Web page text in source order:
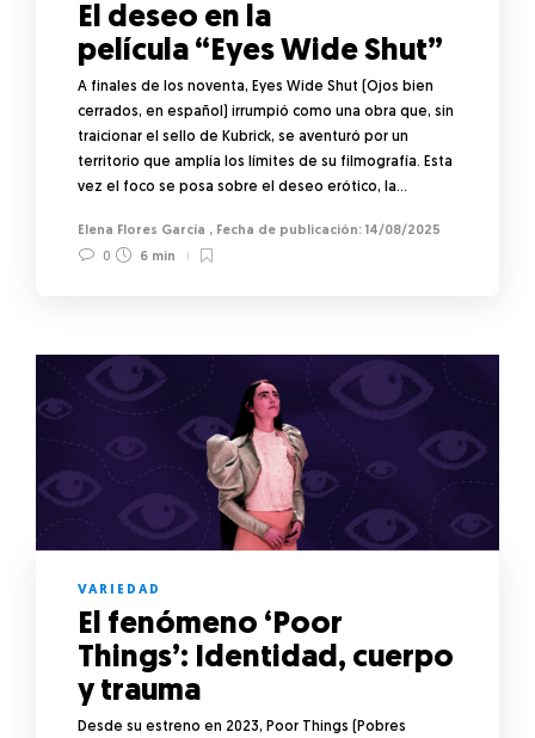
El deseo en la
película “Eyes Wide Shut”
A finales de los noventa, Eyes Wide Shut (Ojos bien
cerrados, en español) irrumpió como una obra que, sin
traicionar el sello de Kubrick, se aventuró por un
territorio que amplía los límites de su filmografía. Esta
vez el foco se posa sobre el deseo erótico, la…
Elena Flores García ,
14/08/2025
0
6 min
VARIEDAD
El fenómeno ‘Poor
Things’: Identidad, cuerpo
y trauma
Desde su estreno en 2023, Poor Things (Pobres